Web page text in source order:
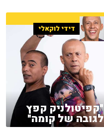
דידי לוקאלי
"קפיטולניק קפץ
לגובה של קומה"